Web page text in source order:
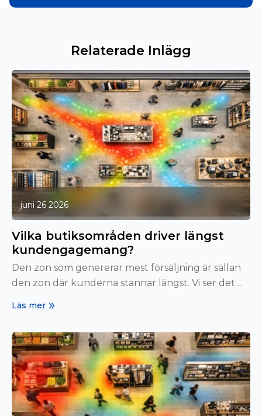
Relaterade Inlägg
juni 26 2026
Vilka butiksområden driver längst
kundengagemang?
Den zon som genererar mest försäljning är sällan
den zon där kunderna stannar längst. Vi ser det ...
Läs mer